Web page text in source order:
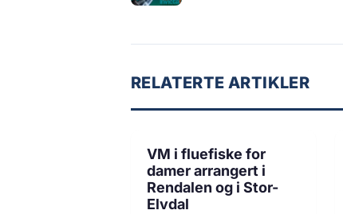
RELATERTE ARTIKLER
FISKE
3 min lesetid
VM i fluefiske for
damer arrangert i
Rendalen og i Stor-
Elvdal